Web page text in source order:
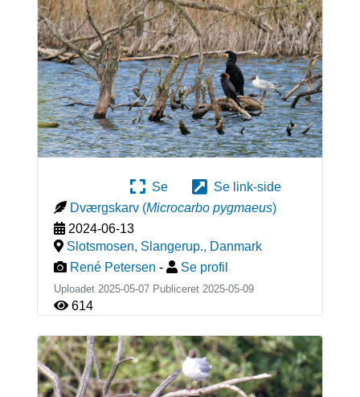
Se
Se link-side
Dværgskarv (Microcarbo pygmaeus)
2024-06-13
Slotsmosen, Slangerup., Danmark
René Petersen - Se profil
Uploadet 2025-05-07 Publiceret 2025-05-09
614